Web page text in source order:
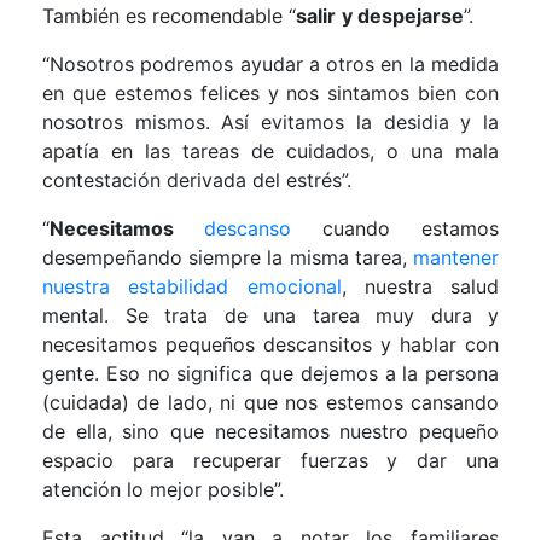
También es recomendable “salir y despejarse”.
“Nosotros podremos ayudar a otros en la medida
en que estemos felices y nos sintamos bien con
nosotros mismos. Así evitamos la desidia y la
apatía en las tareas de cuidados, o una mala
contestación derivada del estrés”.
“Necesitamos descanso cuando estamos
desempeñando siempre la misma tarea, mantener
nuestra estabilidad emocional, nuestra salud
mental. Se trata de una tarea muy dura y
necesitamos pequeños descansitos y hablar con
gente. Eso no significa que dejemos a la persona
(cuidada) de lado, ni que nos estemos cansando
de ella, sino que necesitamos nuestro pequeño
espacio para recuperar fuerzas y dar una
atención lo mejor posible”.